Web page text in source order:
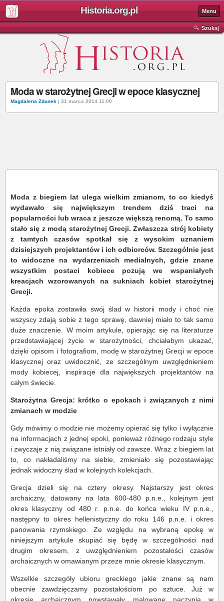
Historia.org.pl Menu
Szukaj
Moda w starożytnej Grecji w epoce klasycznej
Magdalena Zdunek | 31 marca 2014 11:00
Moda z biegiem lat ulega wielkim zmianom, to co kiedyś
wydawało się największym trendem dziś traci na
popularności lub wraca z jeszcze większą renomą. To samo
stało się z modą starożytnej Grecji. Zwłaszcza strój kobiety
z tamtych czasów spotkał się z wysokim uznaniem
dzisiejszych projektantów i ich odbiorców. Szczególnie jest
to widoczne na wydarzeniach medialnych, gdzie znane
wszystkim postaci kobiece pozują we wspaniałych
kreacjach wzorowanych na sukniach kobiet starożytnej
Grecji.
Każda epoka zostawiła swój ślad w historii mody i choć nie
wszyscy zdają sobie z tego sprawę, dawniej miało to tak samo
duże znaczenie. W moim artykule, opierając się na literaturze
przedstawiającej życie w starożytności, chciałabym ukazać,
dzięki opisom i fotografiom, modę w starożytnej Grecji w epoce
klasycznej oraz uwidocznić, ze szczególnym uwzględnieniem
mody kobiecej, inspiracje dla największych projektantów na
całym świecie.
Starożytna Grecja: krótko o epokach i związanych z nimi
zmianach w modzie
Gdy mówimy o modzie nie możemy opierać się tylko i wyłącznie
na informacjach z jednej epoki, ponieważ różnego rodzaju style
i zwyczaje z nią związane istniały od zawsze. Wraz z biegiem lat
to, co nakładaliśmy na siebie, zmieniało się pozostawiając
jednak widoczny ślad w kolejnych kolekcjach.
Grecja dzieli się na cztery okresy. Najstarszy jest okres
archaiczny, datowany na lata 600-480 p.n.e., kolejnym jest
okres klasyczny od 480 r. p.n.e. do końca wieku IV p.n.e.,
następny to okres hellenistyczny do roku 146 p.n.e. i okres
panowania rzymskiego. Ze względu na wybraną epokę w
niniejszym artykule skupiać się będę w szczególności nad
drugim okresem, z uwzględnieniem pozostałości czasów
archaicznych w omawianym przeze mnie okresie klasycznym.
Wszelkie szczegóły ubioru greckiego jakie znane są nam
obecnie zawdzięczamy pozostałościom po sztuce. Już w